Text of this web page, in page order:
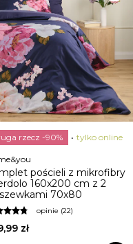
rzecz -90% tylko online
pościeli z mikrofibry
160x200 cm z 2
70x80
opinie (22)
zł